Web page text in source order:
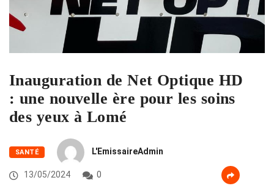
Inauguration de Net Optique HD
: une nouvelle ère pour les soins
des yeux à Lomé
SANTÉ L'EmissaireAdmin
13/05/2024 0